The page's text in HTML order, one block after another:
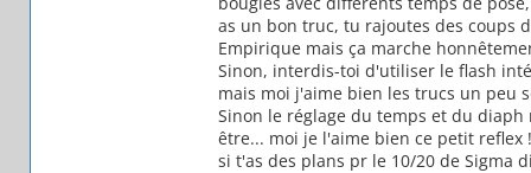
as un bon truc, tu rajoutes des coups
Empirique mais ça marche
Sinon, interdis-toi d'utiliser le flash
mais moi j'aime bien les trucs un peu
Sinon le réglage du temps et du
être... moi je l'aime bien ce petit reflex !
si t'as des plans pr le 10/20 de Sigma